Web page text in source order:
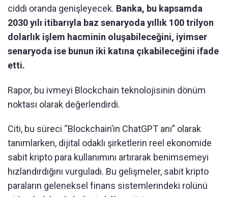
ciddi oranda genişleyecek. Banka, bu kapsamda
2030 yılı itibarıyla baz senaryoda yıllık 100 trilyon
dolarlık işlem hacminin oluşabileceğini, iyimser
senaryoda ise bunun iki katına çıkabileceğini ifade
etti.
Rapor, bu ivmeyi Blockchain teknolojisinin dönüm
noktası olarak değerlendirdi.
Citi, bu süreci “Blockchain’in ChatGPT anı” olarak
tanımlarken, dijital odaklı şirketlerin reel ekonomide
sabit kripto para kullanımını artırarak benimsemeyi
hızlandırdığını vurguladı. Bu gelişmeler, sabit kripto
paraların geleneksel finans sistemlerindeki rolünü